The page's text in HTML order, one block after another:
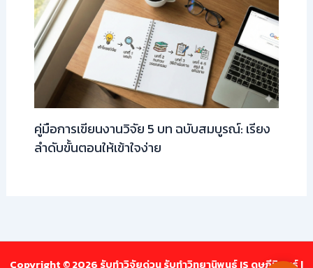
คู่มือการเขียนงานวิจัย 5 บท ฉบับสมบูรณ์: เรียง
ลำดับขั้นตอนให้เข้าใจง่าย
Copyright © 2026 รับทำวิจัยด่วน รับทำวิทยานิพนธ์ IS ดุษฎีนิพนธ์ |